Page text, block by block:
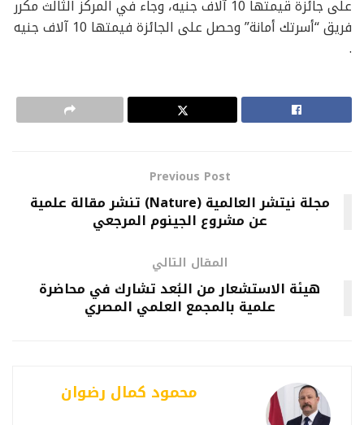
على جائزة قيمتها 10 آلاف جنيه، وجاء في المركز الثالث مكرر
فريق “أسرتك أمانة” وحصل على الجائزة فيمتها 10 آلاف جنيه
.
Previous Post
مجلة نيتشر العالمية (Nature) تنشر مقالة علمية
عن مشروع الجينوم المرجعي
المقال التالي
هيئة الاستشعار من البُعد تشارك في محاضرة
علمية بالمجمع العلمي المصري
محمود كمال رضوان